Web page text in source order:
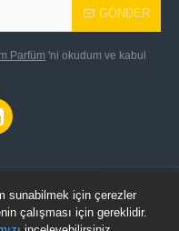
GÖNDER
Parfüm 'ni okudum ve kabul
Pure Extrem
sunabilmek için çerezler
çalışması için gereklidir.